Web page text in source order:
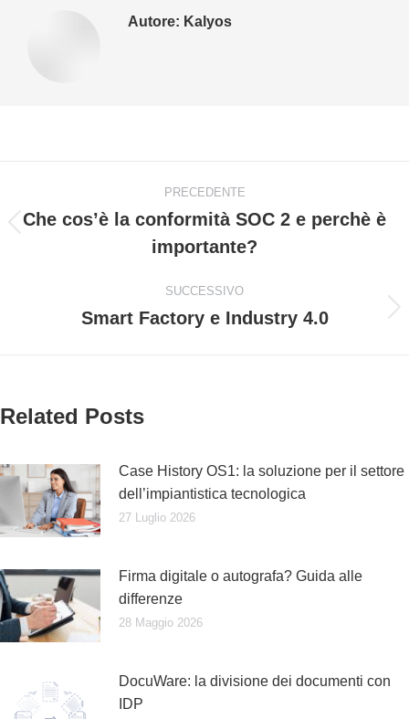
Autore: Kalyos
tra
PRECEDENTE
precedente:
Che cos’è la conformità SOC 2 e perchè è
importante?
SUCCESSIVO
Prossimo
Smart Factory e Industry 4.0
Related Posts
Case History OS1: la soluzione per il settore
dell’impiantistica tecnologica
27 Luglio 2026
Firma digitale o autografa? Guida alle
differenze
28 Maggio 2026
DocuWare: la divisione dei documenti con
IDP